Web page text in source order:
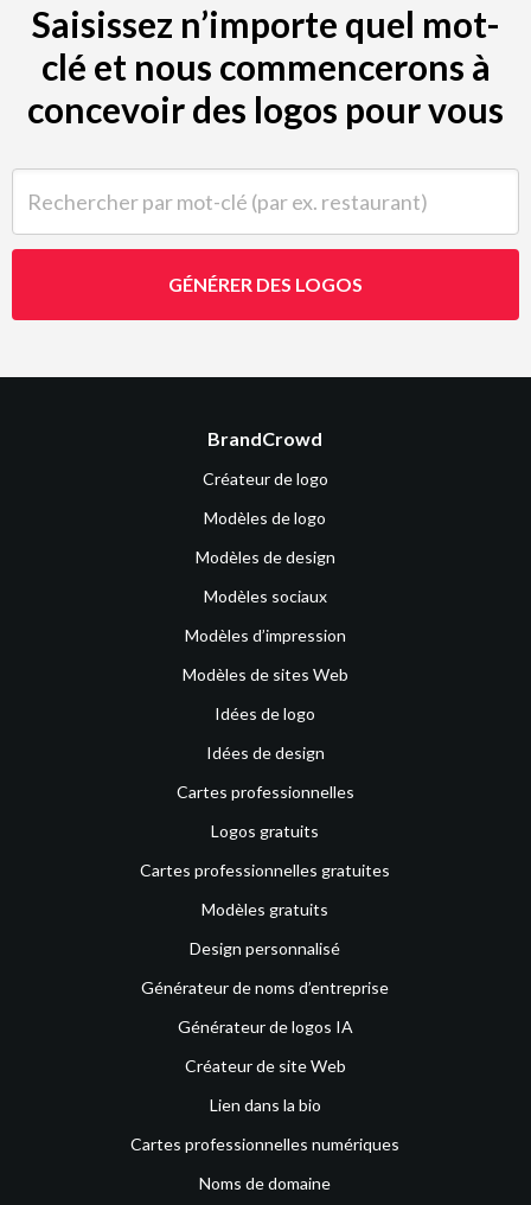
Saisissez n’importe quel mot-
clé et nous commencerons à
concevoir des logos pour vous
GÉNÉRER DES LOGOS
BrandCrowd
Créateur de logo
Modèles de logo
Modèles de design
Modèles sociaux
Modèles d’impression
Modèles de sites Web
Idées de logo
Idées de design
Cartes professionnelles
Logos gratuits
Cartes professionnelles gratuites
Modèles gratuits
Design personnalisé
Générateur de noms d’entreprise
Générateur de logos IA
Créateur de site Web
Lien dans la bio
Cartes professionnelles numériques
Noms de domaine